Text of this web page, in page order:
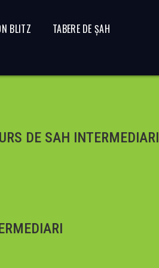
BLITZ
TABERE DE ȘAH
DE SAH INTERMEDIARI